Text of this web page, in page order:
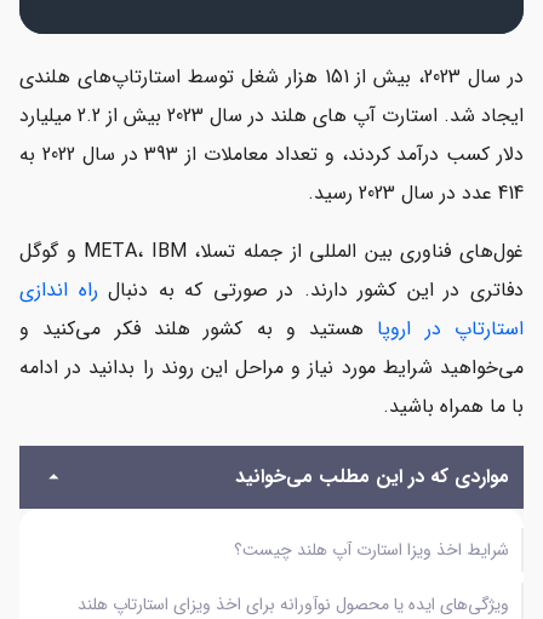
در سال 2023، بیش از 151 هزار شغل توسط استارتاپ‌های هلندی
ایجاد شد. استارت آپ های هلند در سال 2023 بیش از 2.2 میلیارد
دلار کسب درآمد کردند، و تعداد معاملات از 393 در سال 2022 به
414 عدد در سال 2023 رسید.
غول‌های فناوری بین المللی از جمله تسلا، META، IBM و گوگل
دفاتری در این کشور دارند. در صورتی که به دنبال راه اندازی
استارتاپ در اروپا هستید و به کشور هلند فکر می‌کنید و
می‌خواهید شرایط مورد نیاز و مراحل این روند را بدانید در ادامه
با ما همراه باشید.
مواردی که در این مطلب می‌خوانید
شرایط اخذ ویزا استارت آپ هلند چیست؟
ویژگی‌های ایده یا محصول نوآورانه برای اخذ ویزای استارتاپ هلند